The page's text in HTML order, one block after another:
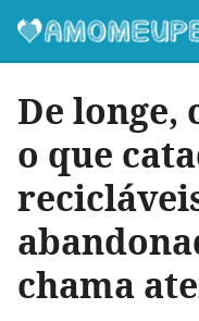
De longe,
o que
chama